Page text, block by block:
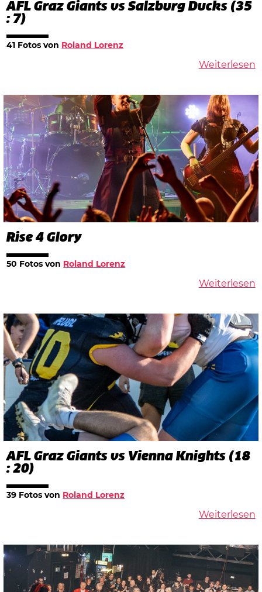
AFL Graz Giants vs Salzburg Ducks (35
: 7)
41 Fotos von Roland Lorenz
Weiterlesen
Rise 4 Glory
50 Fotos von Roland Lorenz
Weiterlesen
AFL Graz Giants vs Vienna Knights (18
: 20)
39 Fotos von Roland Lorenz
Weiterlesen